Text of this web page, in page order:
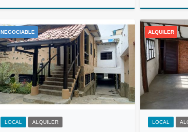
Alquiler
US$600
NEGOCIABLE
LOCAL ALQUILER
ALQUILER
LOCAL